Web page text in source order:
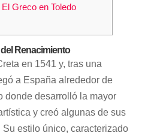
Greco en Toledo
Renacimiento
en 1541 y, tras una
a España alrededor de
donde desarrolló la mayor
y creó algunas de sus
Su estilo único, caracterizado